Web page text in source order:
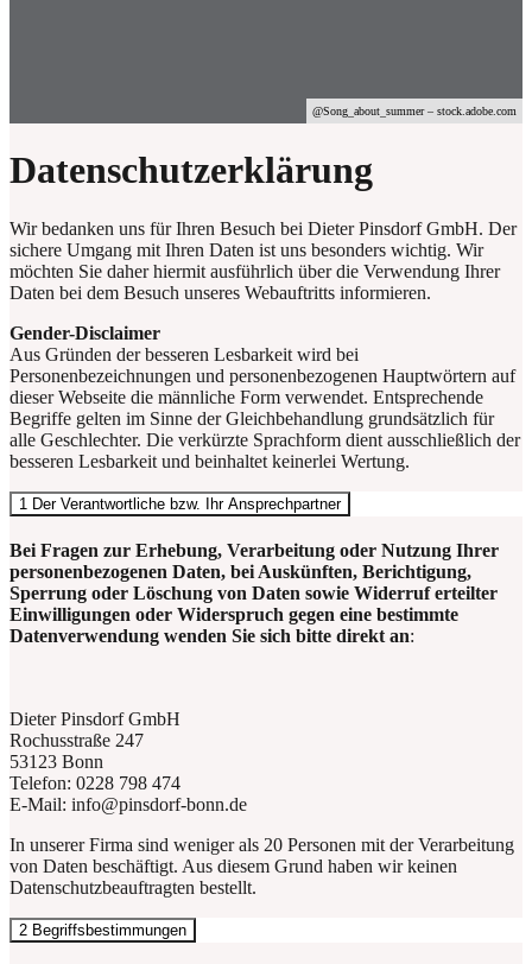
@Song_about_summer – stock.adobe.com
Datenschutzerklärung
Wir bedanken uns für Ihren Besuch bei Dieter Pinsdorf GmbH. Der
sichere Umgang mit Ihren Daten ist uns besonders wichtig. Wir
möchten Sie daher hiermit ausführlich über die Verwendung Ihrer
Daten bei dem Besuch unseres Webauftritts informieren.
Gender-Disclaimer
Aus Gründen der besseren Lesbarkeit wird bei
Personenbezeichnungen und personenbezogenen Hauptwörtern auf
dieser Webseite die männliche Form verwendet. Entsprechende
Begriffe gelten im Sinne der Gleichbehandlung grundsätzlich für
alle Geschlechter. Die verkürzte Sprachform dient ausschließlich der
besseren Lesbarkeit und beinhaltet keinerlei Wertung.
1 Der Verantwortliche bzw. Ihr Ansprechpartner
Bei Fragen zur Erhebung, Verarbeitung oder Nutzung Ihrer
personenbezogenen Daten, bei Auskünften, Berichtigung,
Sperrung oder Löschung von Daten sowie Widerruf erteilter
Einwilligungen oder Widerspruch gegen eine bestimmte
Datenverwendung wenden Sie sich bitte direkt an:
Dieter Pinsdorf GmbH
Rochusstraße 247
53123 Bonn
Telefon: 0228 798 474
E-Mail: info@pinsdorf-bonn.de
In unserer Firma sind weniger als 20 Personen mit der Verarbeitung
von Daten beschäftigt. Aus diesem Grund haben wir keinen
Datenschutzbeauftragten bestellt.
2 Begriffsbestimmungen